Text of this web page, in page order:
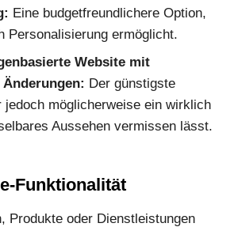
Eine budgetfreundlichere Option,
Personalisierung ermöglicht.
Website mit
Der günstigste
jedoch möglicherweise ein wirklich
Aussehen vermissen lässt.
Funktionalität
Produkte oder Dienstleistungen